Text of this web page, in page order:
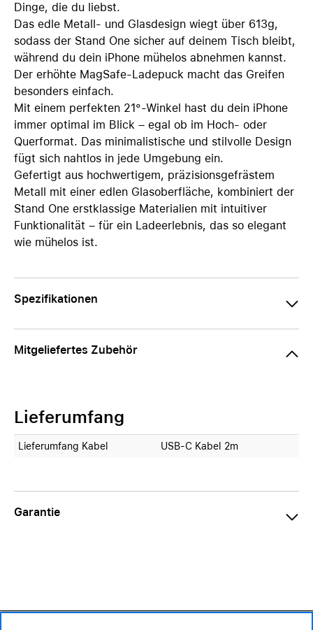
Dinge, die du liebst.
Das edle Metall- und Glasdesign wiegt über 613g,
sodass der Stand One sicher auf deinem Tisch bleibt,
während du dein iPhone mühelos abnehmen kannst.
Der erhöhte MagSafe-Ladepuck macht das Greifen
besonders einfach.
Mit einem perfekten 21°-Winkel hast du dein iPhone
immer optimal im Blick – egal ob im Hoch- oder
Querformat. Das minimalistische und stilvolle Design
fügt sich nahtlos in jede Umgebung ein.
Gefertigt aus hochwertigem, präzisionsgefrästem
Metall mit einer edlen Glasoberfläche, kombiniert der
Stand One erstklassige Materialien mit intuitiver
Funktionalität – für ein Ladeerlebnis, das so elegant
wie mühelos ist.
Spezifikationen
Mitgeliefertes Zubehör
Lieferumfang
Lieferumfang Kabel USB-C Kabel 2m
Garantie